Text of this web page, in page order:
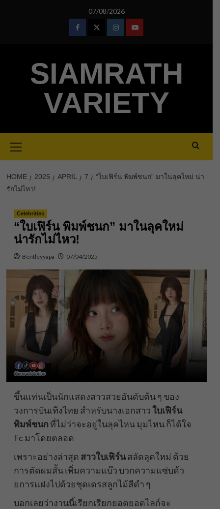
07/08/2026
FacebookTwitterInstagramYoutube
SIAMRATH
VARIETY
Menu
HOME 2025 APRIL 7
“ใบเฟิร์น พิมพ์ชนก” มาในลุคใหม่ น่า
รักไม่ไหว!
Celebrities
“ใบเฟิร์น พิมพ์ชนก” มาในลุคใหม่
น่ารักไม่ไหว!
Bentleyyapa 07/04/2025
ขึ้นแท่นเป็นนักแสดงสาวสวยอันดับต้น ๆ ของ
วงการบันเทิงไทย สำหรับนางเอกสาวใบเฟิร์น
พิมพ์ชนกที่ไม่ว่าจะอยู่ในลุคไหน มุมไหน ก็ได้ใจ
Fc มาโดยตลอด
เพราะอย่างล่าสุด สาวใบเฟิร์นสลัดลุคใหม่ ด้วย
การตัดผมสั้น เพิ่มความแบ๊ว บวกความแซ่บด้ว
ยการแฝงไปด้วยชุดเดรสลูกไม้สีดำ ๆ
บอกเลยว่างานนี้เรียกเรียกยอดยอดไลก์จะ